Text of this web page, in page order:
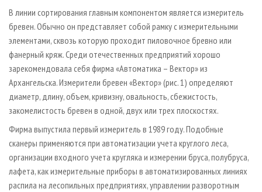
В линии сортирования главным компонентом является измеритель
бревен. Обычно он представляет собой рамку с измерительными
элементами, сквозь которую проходит пиловочное бревно или
фанерный кряж. Среди отечественных предприятий хорошо
зарекомендовала себя фирма «Автоматика – Вектор» из
Архангельска. Измерители бревен «Вектор» (рис. 1) определяют
диаметр, длину, объем, кривизну, овальность, сбежистость,
закомелистость бревен в одной, двух или трех плоскостях.
Фирма выпустила первый измеритель в 1989 году. Подобные
сканеры применяются при автоматизации учета круглого леса,
организации входного учета кругляка и измерении бруса, полубруса,
лафета, как измерительные приборы в автоматизированных линиях
распила на лесопильных предприятиях, управлении разворотным